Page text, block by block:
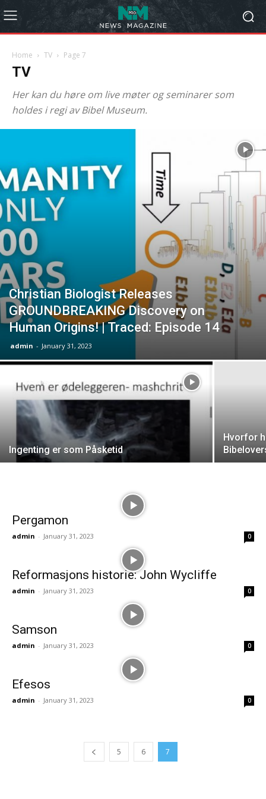
Home TV Page 7
TV
Her kan du høre om live møter og seminarer som
holdes i regi av Bibel Museum.
Christian Biologist Releases
GROUNDBREAKING Discovery on
Human Origins! | Traced: Episode 14
admin - January 31, 2023
Ingenting er som Påsketid
Hvorfor
Pergamon
admin - January 31, 2023 0
Reformasjons historie: John Wycliffe
admin - January 31, 2023 0
Samson
admin - January 31, 2023 0
Efesos
admin - January 31, 2023 0
5 6 7